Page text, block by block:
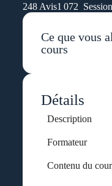
248 Avis1 072
Ce que vous
cours
Détails
Description
Formateur
Contenu du